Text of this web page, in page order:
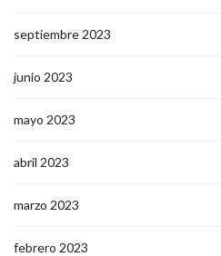
septiembre 2023
junio 2023
mayo 2023
abril 2023
marzo 2023
febrero 2023